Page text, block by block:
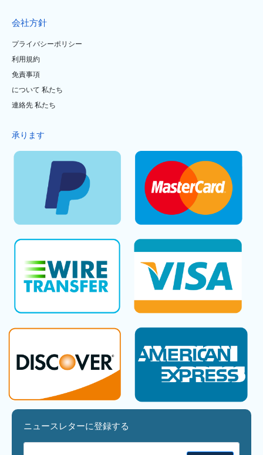
会社方針
プライバシーポリシー
利用規約
免責事項
について 私たち
連絡先 私たち
承ります
ニュースレターに登録する